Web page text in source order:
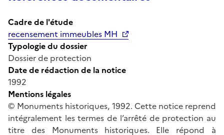
Cadre de l'étude
recensement immeubles MH
Typologie du dossier
Dossier de protection
Date de rédaction de la notice
1992
Mentions légales
© Monuments historiques, 1992. Cette notice reprend
intégralement les termes de l’arrêté de protection au
titre des Monuments historiques. Elle répond à